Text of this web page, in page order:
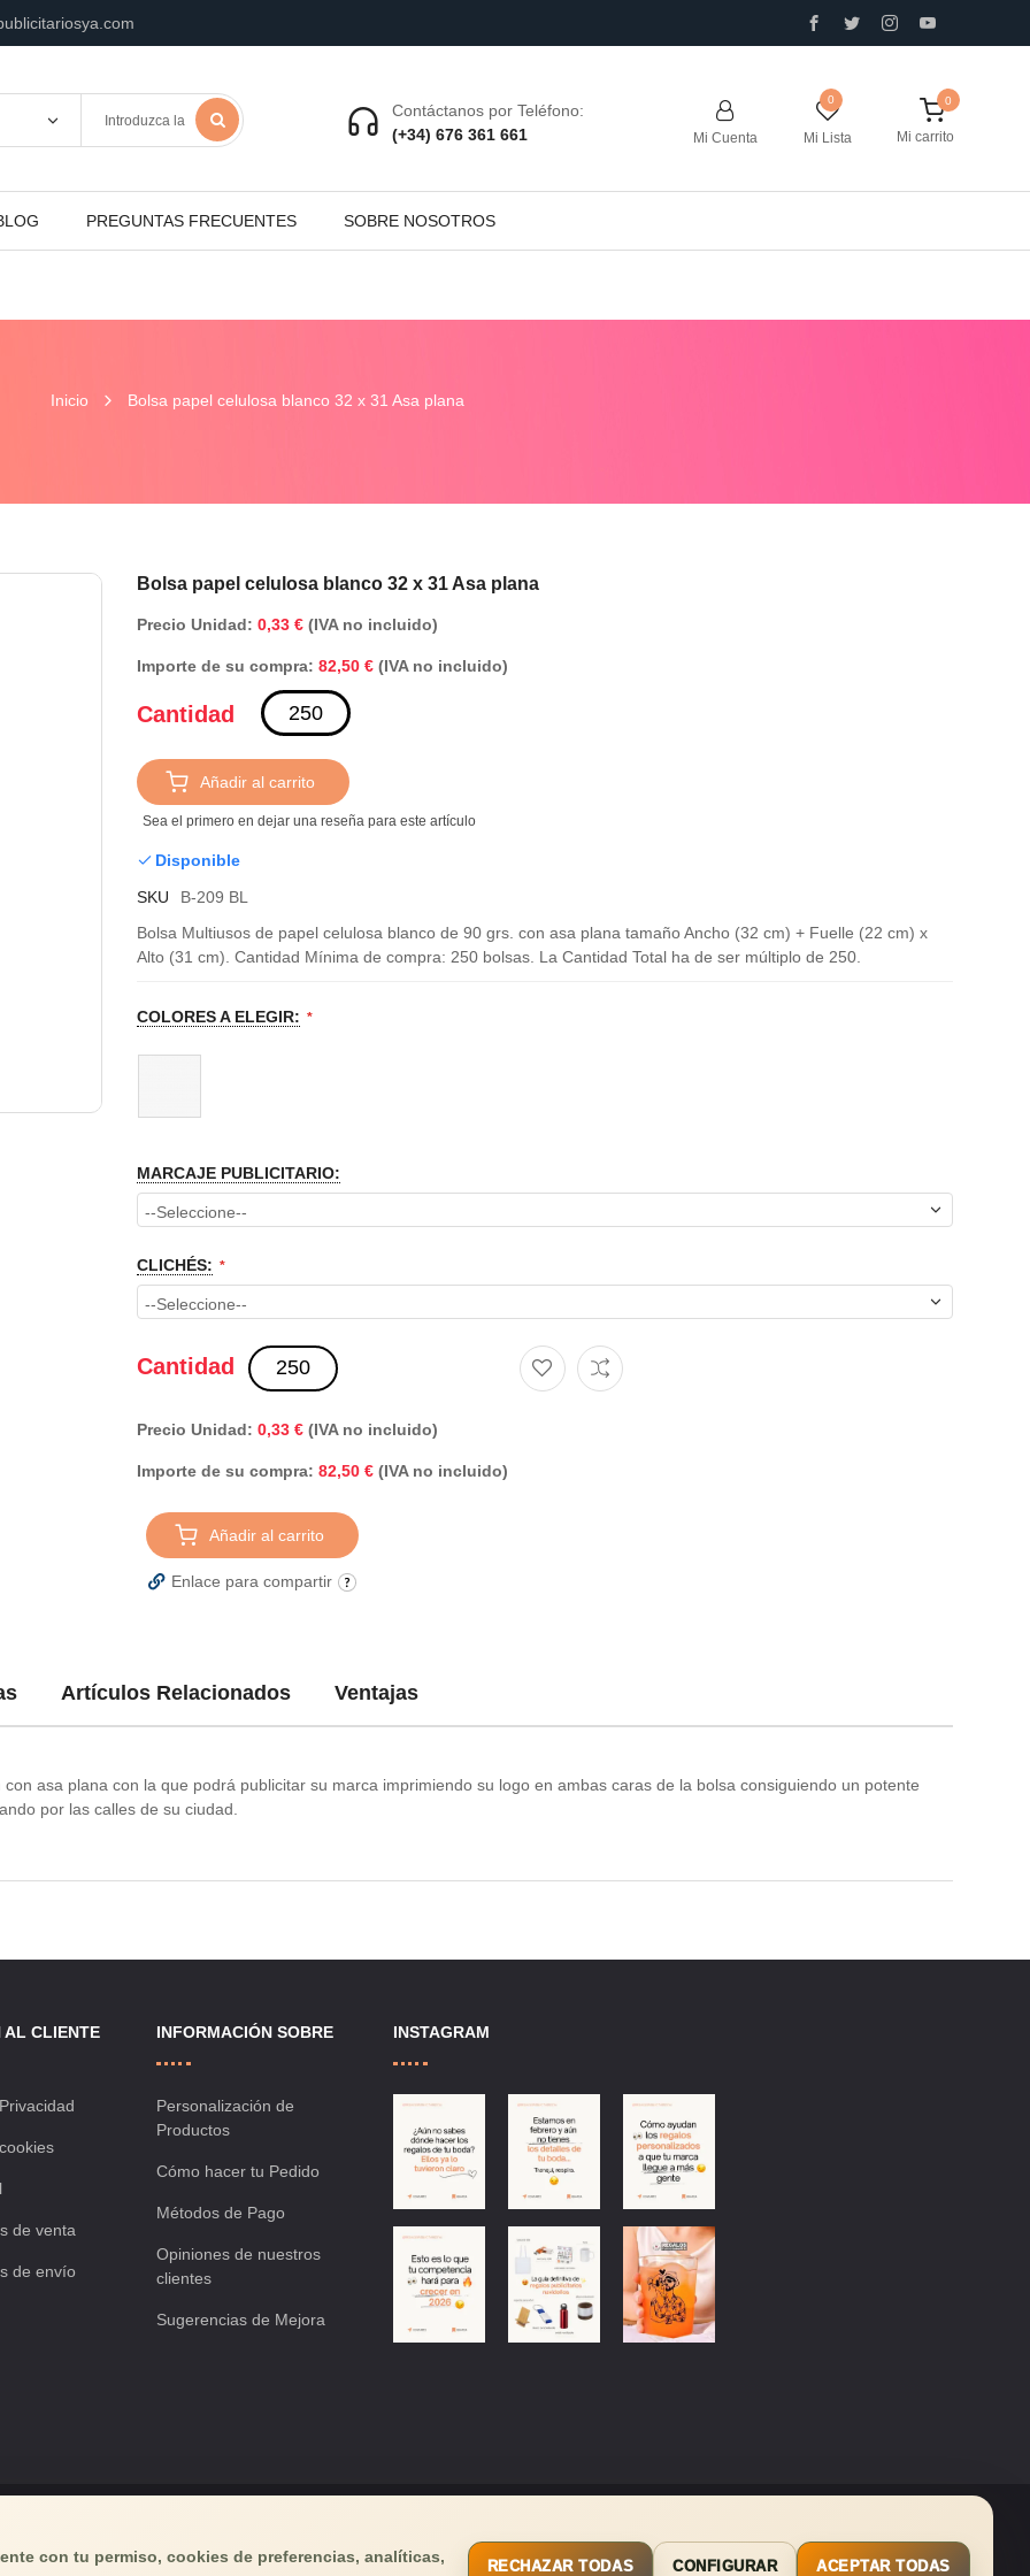
Contáctanos por Teléfono:
(+34) 676 361 661
Mi Cuenta Mi Lista Mi carrito
0
PREGUNTAS FRECUENTES SOBRE NOSOTROS
Inicio Bolsa papel celulosa blanco 32 x 31 Asa plana
Saltar
comienzo
galería
Bolsa papel celulosa blanco 32 x 31 Asa plana
Precio Unidad:0,33 € (IVA no incluido)
Importe de su compra: 82,50 € (IVA no incluido)
Cantidad
Añadir al carrito
Sea el primero en dejar una reseña para este artículo
Disponible
SKU
B-209 BL
Bolsa Multiusos de papel celulosa blanco de 90 grs. con asa plana tamaño Ancho (32 cm) + Fuelle (22 cm) x
Alto (31 cm). Cantidad Mínima de compra: 250 bolsas. La Cantidad Total ha de ser múltiplo de 250.
COLORES A ELEGIR:
MARCAJE PUBLICITARIO:
CLICHÉS:
Cantidad
Precio Unidad:0,33 € (IVA no incluido)
Importe de su compra: 82,50 € (IVA no incluido)
Añadir al carrito
Enlace para compartir
Artículos Relacionados Ventajas
asa plana con la que podrá publicitar su marca imprimiendo su logo en ambas caras de la bolsa consiguiendo un potente
por las calles de su ciudad.
AL CLIENTE
de venta
de envío
INFORMACIÓN SOBRE
Personalización de
Productos
Cómo hacer tu Pedido
Métodos de Pago
Opiniones de nuestros
clientes
Sugerencias de Mejora
INSTAGRAM
tu email y recibirás buenas noticias! SUSCRIBIRSE
con tu permiso, cookies de preferencias, analíticas,
RECHAZAR TODAS CONFIGURAR ACEPTAR TODAS